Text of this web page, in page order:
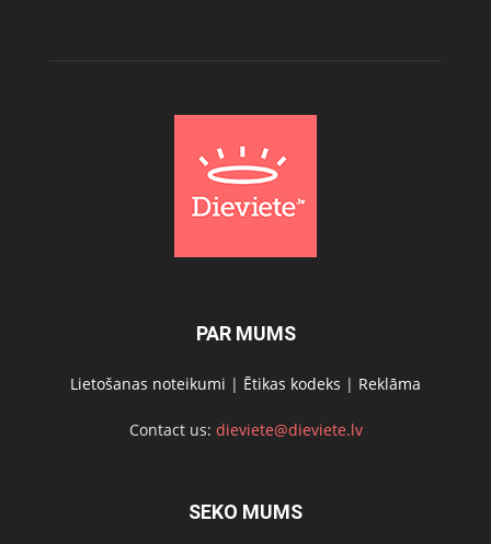
PAR MUMS
Lietošanas noteikumi | Ētikas kodeks | Reklāma
Contact us: dieviete@dieviete.lv
SEKO MUMS